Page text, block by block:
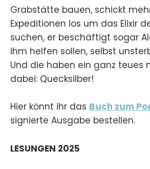
Grabstätte bauen, schickt
Expeditionen los um das Elixir
suchen, er beschäftigt sogar
ihm helfen sollen, selbst
Und die haben ein ganz teues
dabei: Quecksilber!
Hier könnt ihr das Buch zum
signierte Ausgabe bestellen.
LESUNGEN 2025